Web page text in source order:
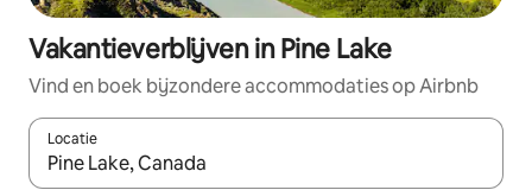
Vakantieverblijven in Pine Lake
Vind en boek bijzondere accommodaties op Airbnb
Locatie
Wanneer er resultaten beschikbaar zijn, maak je een keuze